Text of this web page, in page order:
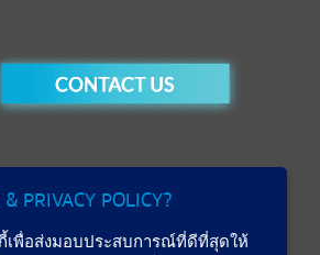
PRIVACY POLICY?
เพื่อส่งมอบประสบการณ์ที่ดีที่สุดให้